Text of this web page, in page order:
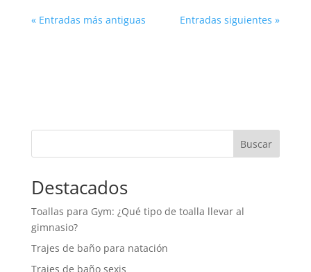
« Entradas más antiguas Entradas siguientes »
Buscar
Destacados
Toallas para Gym: ¿Qué tipo de toalla llevar al
gimnasio?
Trajes de baño para natación
Trajes de baño sexis